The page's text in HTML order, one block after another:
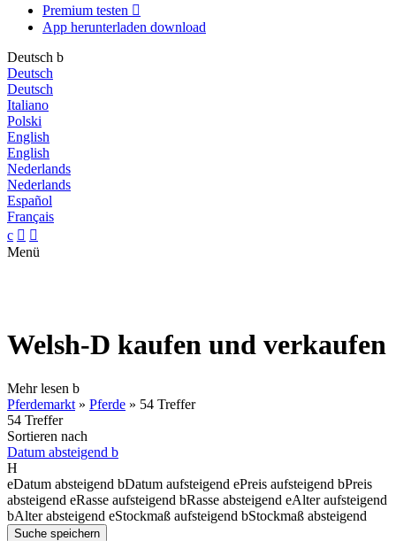
Premium testen 
App herunterladen download
Deutsch b
Deutsch
Deutsch
Italiano
Polski
English
English
Nederlands
Nederlands
Español
Français
c  
Menü
Welsh-D kaufen und verkaufen
Mehr lesen b
Pferdemarkt » Pferde » 54 Treffer
54 Treffer
Sortieren nach
Datum absteigend b
H
eDatum absteigend bDatum aufsteigend ePreis aufsteigend bPreis
absteigend eRasse aufsteigend bRasse absteigend eAlter aufsteigend
bAlter absteigend eStockmaß aufsteigend bStockmaß absteigend
Suche speichern